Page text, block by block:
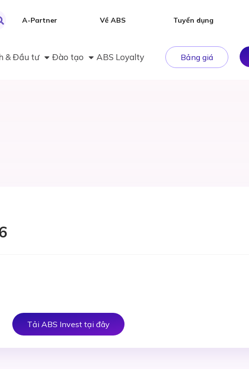
A-Partner Về ABS Tuyển dụng
& Đầu tư Đào tạo ABS Loyalty Bảng giá
Tải ABS Invest tại đây